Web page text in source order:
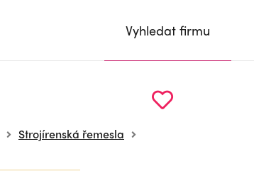
Vyhledat firmu
Strojírenská řemesla